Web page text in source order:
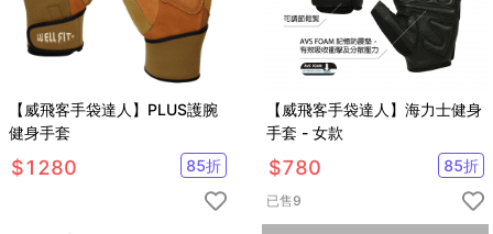
【威飛客手袋達人】PLUS護腕
健身手套
$1280 85折
【威飛客手袋達人】海力士健身
手套 - 女款
$780 85折
已售9